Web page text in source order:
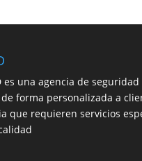
es una agencia de
forma personalizada a
que requieren servicios